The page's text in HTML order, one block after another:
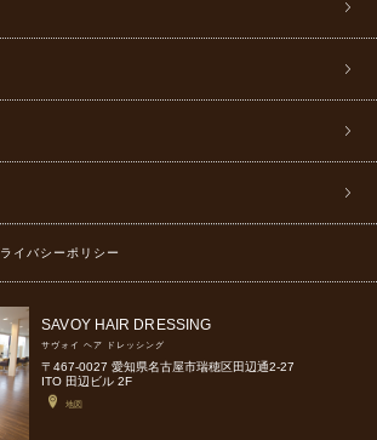
イバシーポリシー
SAVOY HAIR DRESSING
サヴォイ ヘア ドレッシング
〒467-0027 愛知県名古屋市瑞穂区田辺通2-27
ITO 田辺ビル 2F
地図